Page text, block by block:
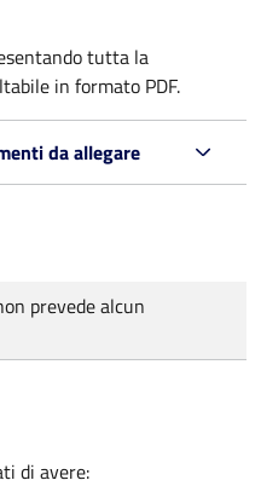
tutta la
in formato PDF.
da allegare
prevede alcun
di avere: